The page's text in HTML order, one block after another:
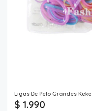
Ligas De Pelo Grandes Keke
$ 1.990